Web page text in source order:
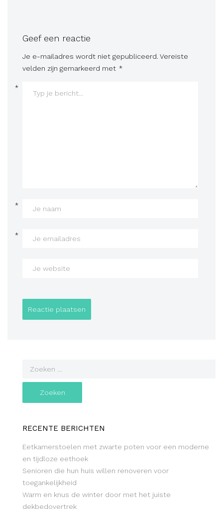
Geef een reactie
Je e-mailadres wordt niet gepubliceerd. Vereiste
velden zijn gemarkeerd met *
*
*
*
RECENTE BERICHTEN
Eetkamerstoelen met zwarte poten voor een moderne
en tijdloze eethoek
Senioren die hun huis willen renoveren voor
toegankelijkheid
Warm en knus de winter door met het juiste
dekbedovertrek